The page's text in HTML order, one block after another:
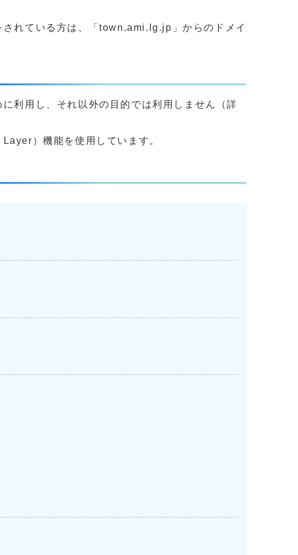
れている方は、「town.ami.lg.jp」からのドメイ
利用し、それ以外の目的では利用しません（詳
）機能を使用しています。